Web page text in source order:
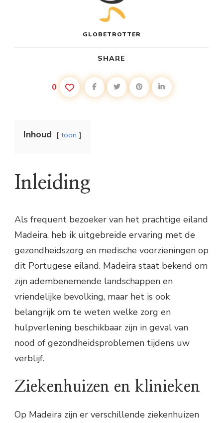
GLOBETROTTER
SHARE
0
Inhoud toon
Inleiding
Als frequent bezoeker van het prachtige eiland
Madeira, heb ik uitgebreide ervaring met de
gezondheidszorg en medische voorzieningen op
dit Portugese eiland. Madeira staat bekend om
zijn adembenemende landschappen en
vriendelijke bevolking, maar het is ook
belangrijk om te weten welke zorg en
hulpverlening beschikbaar zijn in geval van
nood of gezondheidsproblemen tijdens uw
verblijf.
Ziekenhuizen en klinieken
Op Madeira zijn er verschillende ziekenhuizen